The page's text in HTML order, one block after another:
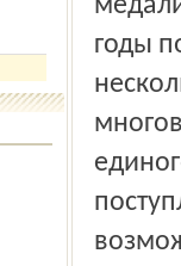
годы